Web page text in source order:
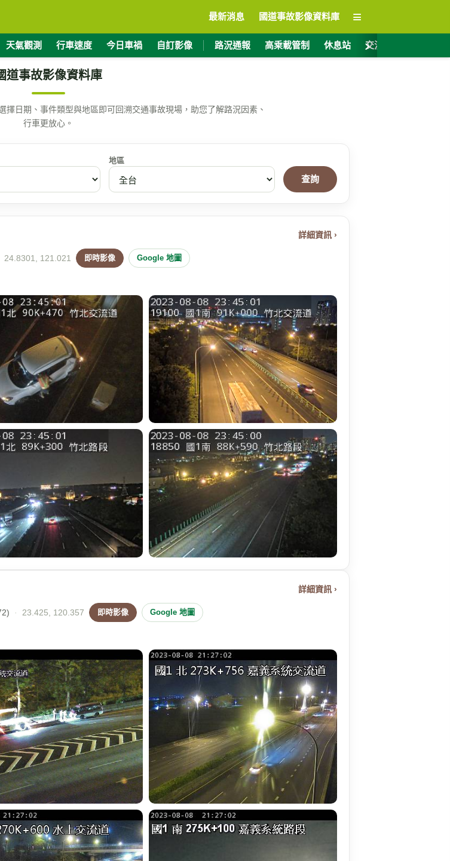
最新消息 國道事故影像資料庫 ≡
天氣觀測 行車速度 今日車禍 自訂影像 路況通報 高乘載管制 休息站 交流道資訊
›
道事故影像資料庫
日期、事件類型與地區即可回溯交通事故現場，助您了解路況因素、
行車更放心。
地區
查詢
詳細資訊 ›
24.8301, 121.021 即時影像 Google 地圖
詳細資訊 ›
· 23.425, 120.357 即時影像 Google 地圖